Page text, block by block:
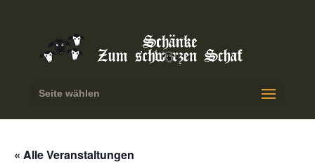
Seite wählen
« Alle Veranstaltungen